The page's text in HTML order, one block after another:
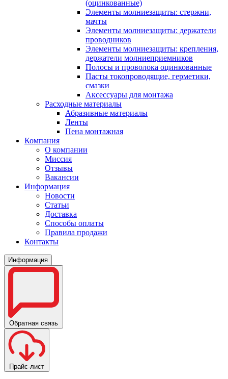
(оцинкованные)
Элементы молниезащиты: стержни,
мачты
Элементы молниезащиты: держатели
проводников
Элементы молниезащиты: крепления,
держатели молниеприемников
Полосы и проволока оцинкованные
Пасты токопроводящие, герметики,
смазки
Аксессуары для монтажа
Расходные материалы
Абразивные материалы
Ленты
Пена монтажная
Компания
О компании
Миссия
Отзывы
Вакансии
Информация
Новости
Статьи
Доставка
Способы оплаты
Правила продажи
Контакты
Информация
Обратная связь
Прайс-лист